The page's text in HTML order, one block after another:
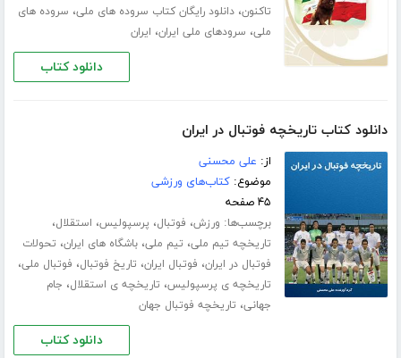
تاکنون،دانلود رایگان کتاب سروده های ملی، سروده های
ملی، سرود‌‌های ملی ایران، ایران
دانلود کتاب
دانلود کتاب تاریخچه فوتبال در ایران
از: علی محسنی
موضوع:کتاب‌های ورزشی
۴۵ صفحه
برچسب‌ها: ورزش، فوتبال، پرسپولیس، استقلال،
تاریخچه تیم ملی، تیم ملی،باشگاه های ایران، تحولات
فوتبال در ایران، فوتبال ایران، تاریخ فوتبال، فوتبال ملی،
تاریخچه ی پرسپولیس، تاریخچه ی استقلال، جام
جهانی، تاریخچه فوتبال جهان
دانلود کتاب